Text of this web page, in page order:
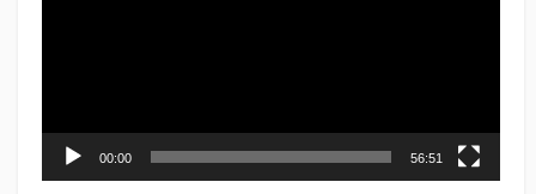
00:00 56:51